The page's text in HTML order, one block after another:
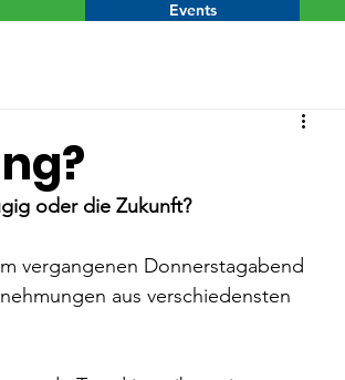
Events
oder die Zukunft?
vergangenen Donnerstagabend
aus verschiedensten